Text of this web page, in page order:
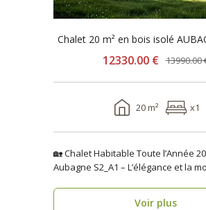
Chalet 20 m² en bois isolé
12330.00 € 13990.00
20 m² x1
🏡 Chalet Habitable Toute l’Année 20
Aubagne S2_A1 – L’élégance et la
Voir plus